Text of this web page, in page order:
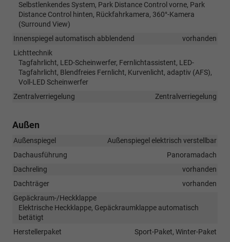
Selbstlenkendes System, Park Distance Control vorne, Park
Distance Control hinten, Rückfahrkamera, 360°-Kamera
(Surround View)
Innenspiegel automatisch abblendend
vorhanden
Lichttechnik
Tagfahrlicht, LED-Scheinwerfer, Fernlichtassistent, LED-
Tagfahrlicht, Blendfreies Fernlicht, Kurvenlicht, adaptiv (AFS),
Voll-LED Scheinwerfer
Zentralverriegelung
Zentralverriegelung
Außen
Außenspiegel
Außenspiegel elektrisch verstellbar
Dachausführung
Panoramadach
Dachreling
vorhanden
Dachträger
vorhanden
Gepäckraum-/Heckklappe
Elektrische Heckklappe, Gepäckraumklappe automatisch
betätigt
Herstellerpaket
Sport-Paket, Winter-Paket